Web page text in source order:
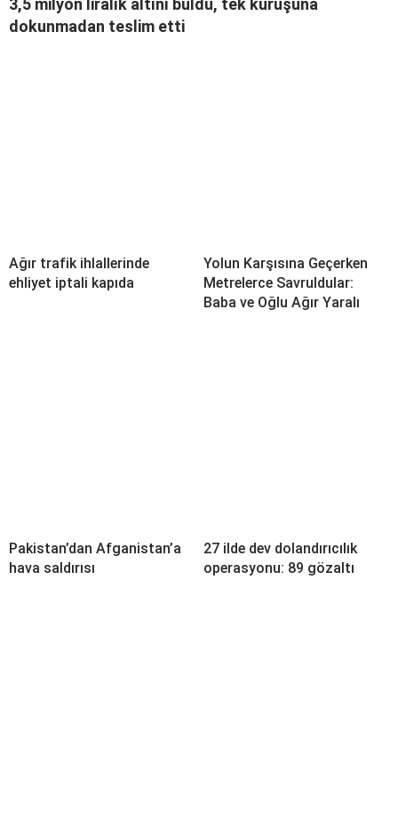
3,5 milyon liralık altını buldu, tek kuruşuna
dokunmadan teslim etti
Ağır trafik ihlallerinde
ehliyet iptali kapıda
Yolun Karşısına Geçerken
Metrelerce Savruldular:
Baba ve Oğlu Ağır Yaralı
Pakistan’dan Afganistan’a
hava saldırısı
27 ilde dev dolandırıcılık
operasyonu: 89 gözaltı